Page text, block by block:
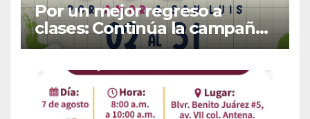
Por un mejor regreso a
clases: Continúa la campaña
de recolección de útiles